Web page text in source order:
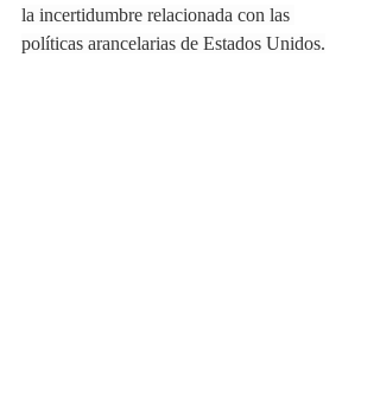
la incertidumbre relacionada con las
políticas arancelarias de Estados Unidos.